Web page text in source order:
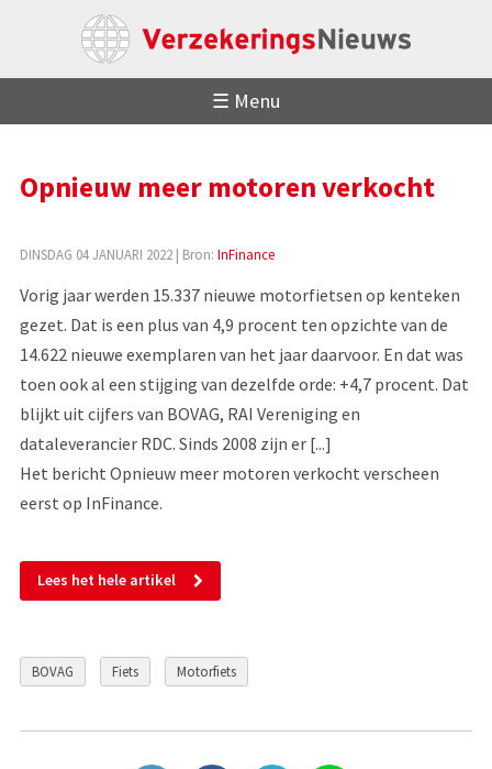
☰ Menu
Opnieuw meer motoren verkocht
DINSDAG 04 JANUARI 2022| Bron: InFinance
Vorig jaar werden 15.337 nieuwe motorfietsen op kenteken
gezet. Dat is een plus van 4,9 procent ten opzichte van de
14.622 nieuwe exemplaren van het jaar daarvoor. En dat was
toen ook al een stijging van dezelfde orde: +4,7 procent. Dat
blijkt uit cijfers van BOVAG, RAI Vereniging en
dataleverancier RDC. Sinds 2008 zijn er [...]
Het bericht Opnieuw meer motoren verkocht verscheen
eerst op InFinance.
Lees het hele artikel
BOVAG Fiets Motorfiets